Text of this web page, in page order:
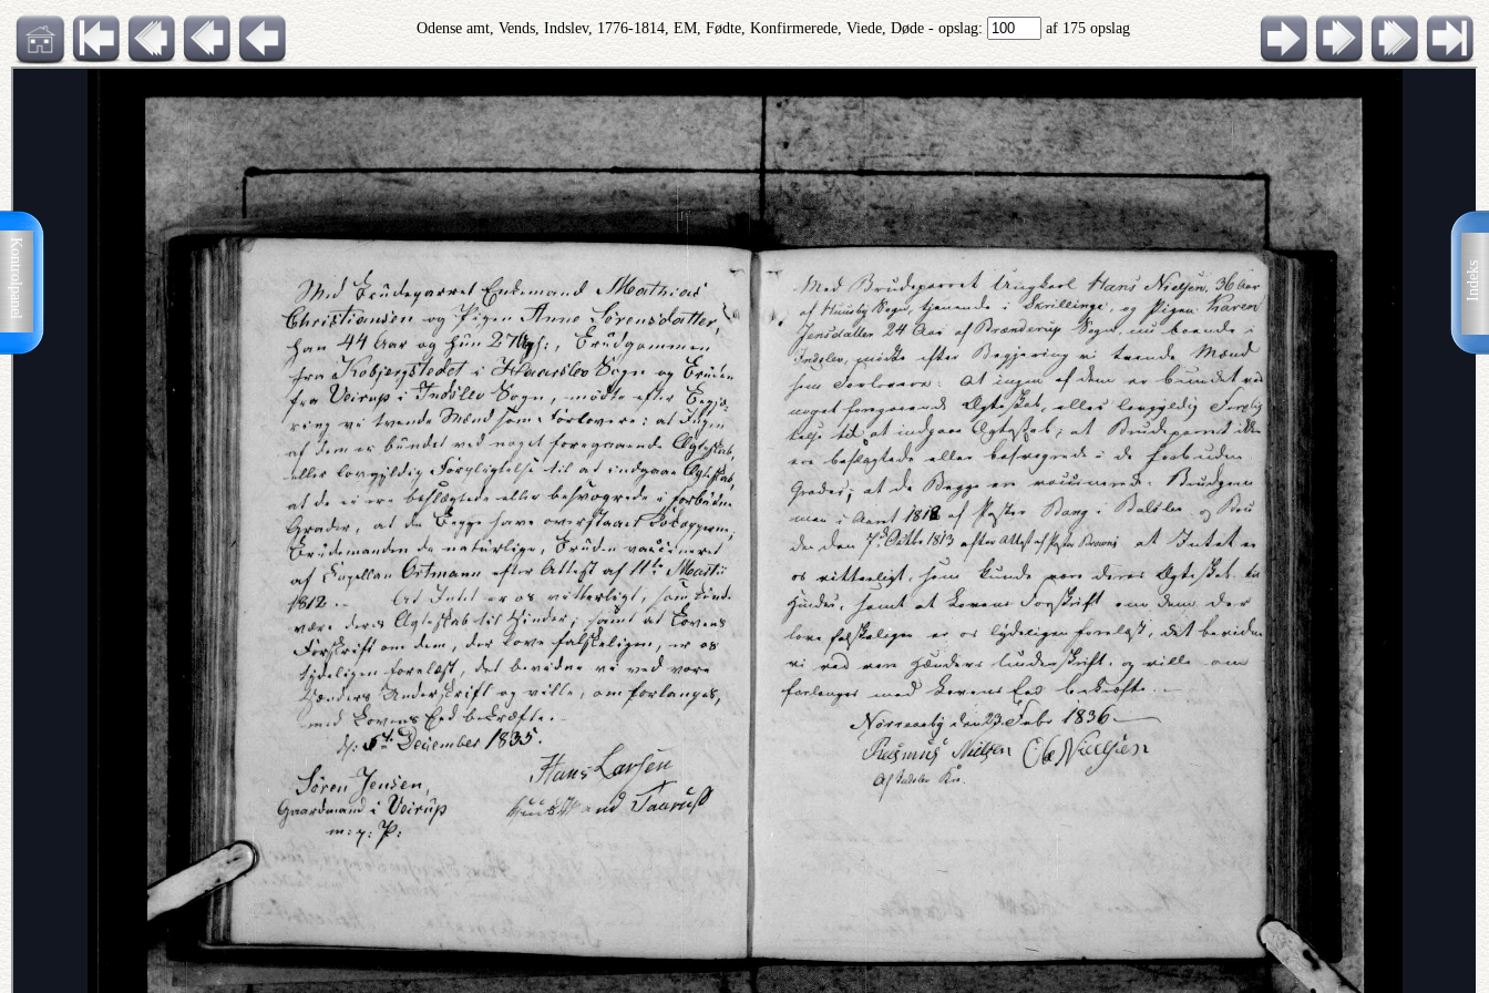
Indeks
Kontrolpanel
Odense amt, Vends, Indslev, 1776-1814, EM, Fødte, Konfirmerede, Viede, Døde - opslag: af 175 opslag